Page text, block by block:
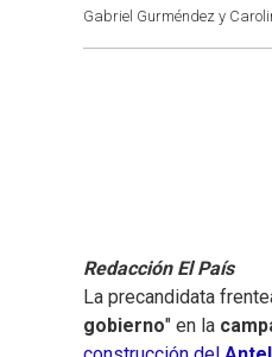
Gabriel Gurméndez y
Redacción El País
La precandidata
gobierno" en la